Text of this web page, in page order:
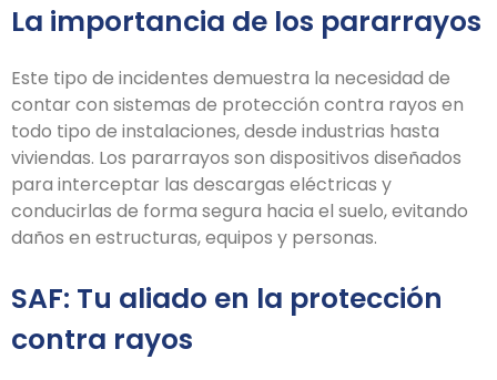
La importancia de los pararrayos
Este tipo de incidentes demuestra la necesidad de
contar con sistemas de protección contra rayos en
todo tipo de instalaciones, desde industrias hasta
viviendas. Los pararrayos son dispositivos diseñados
para interceptar las descargas eléctricas y
conducirlas de forma segura hacia el suelo, evitando
daños en estructuras, equipos y personas.
SAF: Tu aliado en la protección
contra rayos